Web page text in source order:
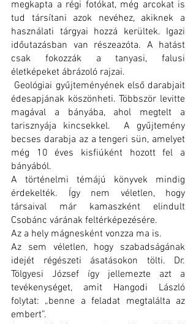
megkapta a régi fotókat, még arcokat is
tud társítani azok nevéhez, akiknek a
használati tárgyai hozzá kerültek. Igazi
időutazásban van részeazóta. A hatást
csak fokozzák a tanyasi, falusi
életképeket ábrázoló rajzai.
édesapjának köszönheti. Többször levitte
magával a bányába, ahol megtelt a
tarisznyája kincsekkel.  A gyűjtemény
becses darabja az a tengeri sün, amelyet
még 10 éves kisfiúként hozott fel a
bányából.
A történelmi témájú könyvek mindig
érdekelték. Így nem véletlen, hogy
társaival már kamaszként elindult
Csobánc várának feltérképezésére.
Az a hely mágnesként vonzza ma is.
Az sem véletlen, hogy szabadságának
idejét régészeti ásatásokon tölti. Dr.
Tölgyesi József így jellemezte azt a
tevékenységet, amit Hangodi László
folytat: „benne a feladat megtalálta az
embert”.